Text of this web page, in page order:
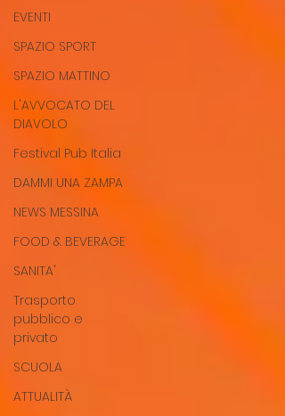
EVENTI
SPAZIO SPORT
SPAZIO MATTINO
L'AVVOCATO DEL
DIAVOLO
Festival Pub Italia
DAMMI UNA ZAMPA
NEWS MESSINA
FOOD & BEVERAGE
SANITA'
Trasporto
pubblico e
privato
SCUOLA
ATTUALITÀ